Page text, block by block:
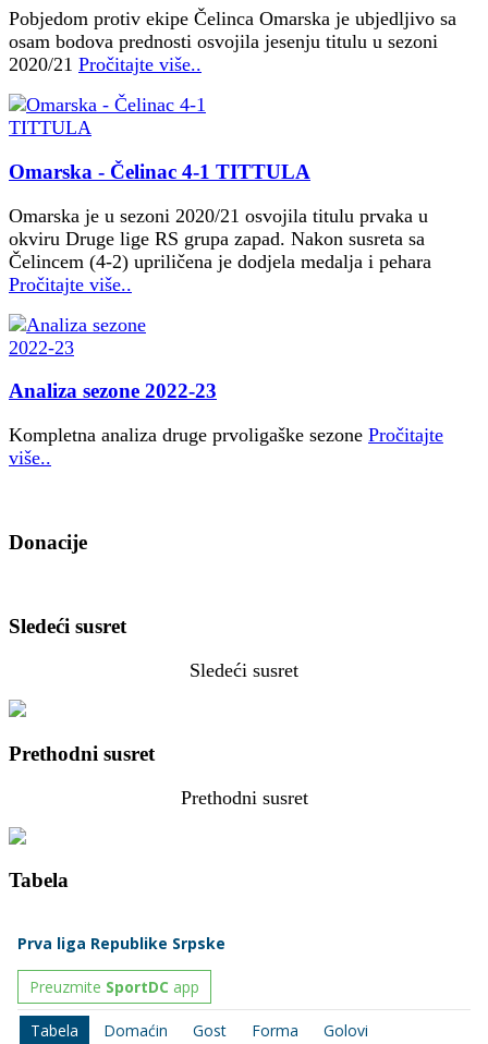
Pobjedom protiv ekipe Čelinca Omarska je ubjedljivo sa
osam bodova prednosti osvojila jesenju titulu u sezoni
2020/21 Pročitajte više..
Omarska - Čelinac 4-1 TITTULA
Omarska je u sezoni 2020/21 osvojila titulu prvaka u
okviru Druge lige RS grupa zapad. Nakon susreta sa
Čelincem (4-2) upriličena je dodjela medalja i pehara
Pročitajte više..
Analiza sezone 2022-23
Kompletna analiza druge prvoligaške sezone Pročitajte
više..
Donacije
Sledeći susret
Sledeći susret
Prethodni susret
Prethodni susret
Tabela